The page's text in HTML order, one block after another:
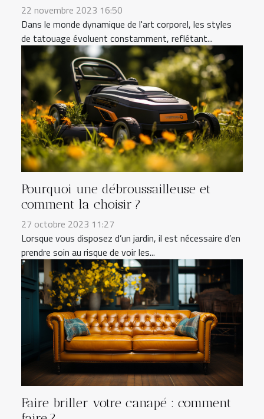
22 novembre 2023 16:50
Dans le monde dynamique de l'art corporel, les styles
de tatouage évoluent constamment, reflétant...
Pourquoi une débroussailleuse et
comment la choisir ?
27 octobre 2023 11:27
Lorsque vous disposez d’un jardin, il est nécessaire d’en
prendre soin au risque de voir les...
Faire briller votre canapé : comment